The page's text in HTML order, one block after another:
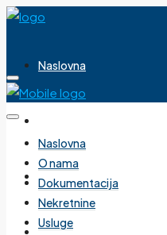
Naslovna
Dokumentacija
Nekretnine
Naslovna
O nama
Dokumentacija
Nekretnine
Usluge